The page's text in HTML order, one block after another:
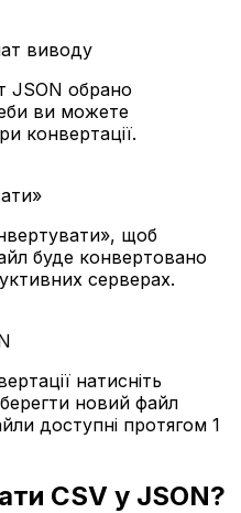
виводу
JSON обрано
ви можете
конвертації.
щоб
буде конвертовано
серверах.
натисніть
новий файл
доступні протягом 1
CSV у JSON?